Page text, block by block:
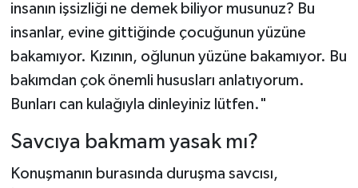
insanın işsizliği ne demek biliyor musunuz? Bu
insanlar, evine gittiğinde çocuğunun yüzüne
bakamıyor. Kızının, oğlunun yüzüne bakamıyor. Bu
bakımdan çok önemli hususları anlatıyorum.
Bunları can kulağıyla dinleyiniz lütfen."
Savcıya bakmam yasak mı?
Konuşmanın burasında duruşma savcısı,